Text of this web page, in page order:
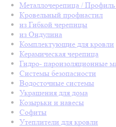
Металлочерепица /
Кровельный профнастил
из Гибкой черепицы
из Ондулина
Комплектующие для кровли
Керамическая черепица
Гидро- пароизоляционные
Системы безопасности
Водосточные системы
Украшения для дома
Козырьки и навесы
Софиты
Утеплители для кровли